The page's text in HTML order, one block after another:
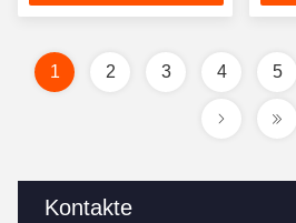
Kontakte
Kohlenstofffaser U
1 2 3 4 5